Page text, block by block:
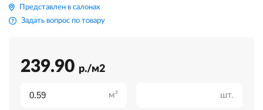
Представлен в салонах
Задать вопрос по товару
239.90 р./м2
м² шт.